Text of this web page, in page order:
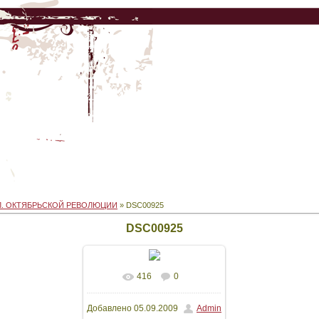
ОКТЯБРЬСКОЙ РЕВОЛЮЦИИ » DSC00925
DSC00925
В реальном размере
3264x2448/ 1607.4Kb
416 0
Добавлено 05.09.2009 Admin